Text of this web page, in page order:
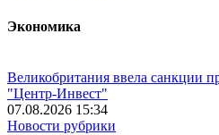
Экономика
Великобритания ввела санкции
"Центр-Инвест"
07.08.2026 15:34
Новости рубрики